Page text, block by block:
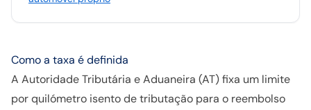
Como a taxa é definida
A Autoridade Tributária e Aduaneira (AT) fixa um limite
por quilómetro isento de tributação para o reembolso